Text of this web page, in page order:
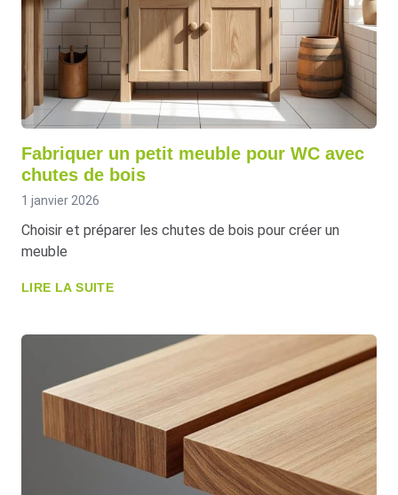
Fabriquer un petit meuble pour WC avec
chutes de bois
1 janvier 2026
Choisir et préparer les chutes de bois pour créer un
meuble
LIRE LA SUITE